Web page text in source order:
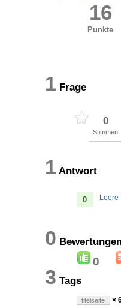
16
Punkte
1
0
Stimmen
1
0 Leere
0
0
3
titelseite ×